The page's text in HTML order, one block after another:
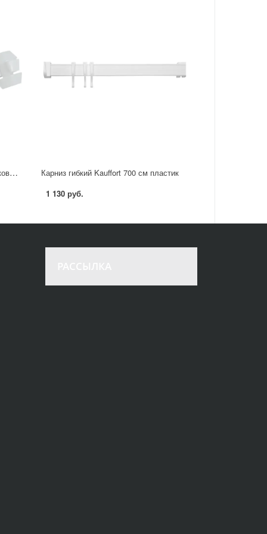
Зажим-ролик для штор на пластиковый потолочный карниз пластик цвет белый 20 шт.
Карниз гибкий Kauffort 700 см пластик
1 130 руб.